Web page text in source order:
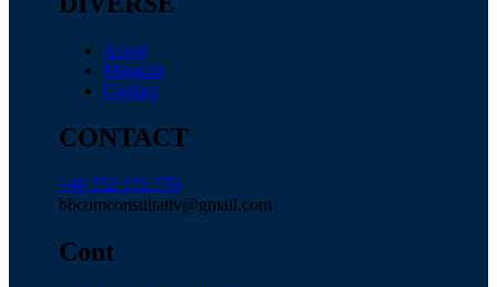
Acasă
Magazin
Contact
CONTACT
+40 752 172 770
bbcomconsultativ@gmail.com
Cont